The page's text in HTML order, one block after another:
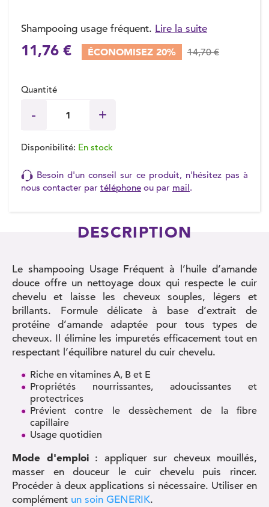
(3 avis)
Shampooing usage fréquent. Lire la suite
11,76 € ÉCONOMISEZ 20% 14,70 €
Quantité
Disponibilité: En stock
Besoin d'un conseil sur ce produit, n'hésitez pas à
nous contacter par téléphone ou par mail.
DESCRIPTION
Le shampooing Usage Fréquent à l’huile d’amande
douce offre un nettoyage doux qui respecte le cuir
chevelu et laisse les cheveux souples, légers et
brillants. Formule délicate à base d’extrait de
protéine d’amande adaptée pour tous types de
cheveux. Il élimine les impuretés efficacement tout en
respectant l’équilibre naturel du cuir chevelu.
Riche en vitamines A, B et E
Propriétés nourrissantes, adoucissantes et
protectrices
Prévient contre le dessèchement de la fibre
capillaire
Usage quotidien
Mode d'emploi: appliquer sur cheveux mouillés,
masser en douceur le cuir chevelu puis rincer.
Procéder à deux applications si nécessaire. Utiliser en
complément un soin GENERIK.